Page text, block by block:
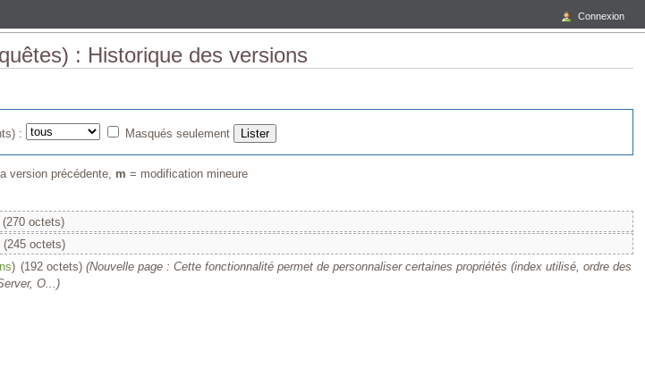
: Historique des versions
: Masqués seulement
version précédente, m = modification mineure
‎(270 octets)
‎(245 octets)
) ‎(192 octets) (Nouvelle page : Cette fonctionnalité permet de personnaliser certaines propriétés (index utilisé, ordre des
O...)
Connexion